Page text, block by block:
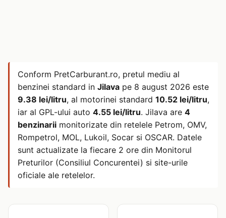
Conform PretCarburant.ro, pretul mediu al
benzinei standard in Jilava pe 8 august 2026 este
9.38 lei/litru, al motorinei standard 10.52 lei/litru,
iar al GPL-ului auto 4.55 lei/litru. Jilava are 4
benzinarii monitorizate din retelele Petrom, OMV,
Rompetrol, MOL, Lukoil, Socar si OSCAR. Datele
sunt actualizate la fiecare 2 ore din Monitorul
Preturilor (Consiliul Concurentei) si site-urile
oficiale ale retelelor.